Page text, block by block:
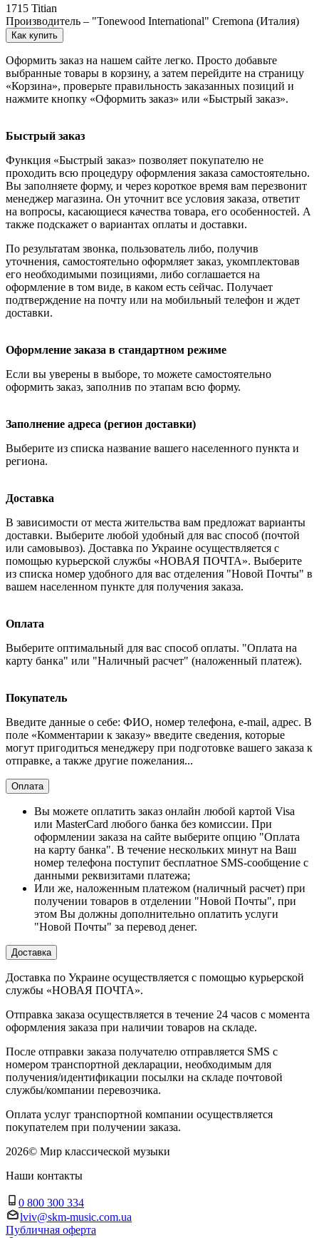
1715 Titian
Производитель – "Tonewood International" Cremona (Италия)
Как купить
Оформить заказ на нашем сайте легко. Просто добавьте
выбранные товары в корзину, а затем перейдите на страницу
«Корзина», проверьте правильность заказанных позиций и
нажмите кнопку «Оформить заказ» или «Быстрый заказ».
Быстрый заказ
Функция «Быстрый заказ» позволяет покупателю не
проходить всю процедуру оформления заказа самостоятельно.
Вы заполняете форму, и через короткое время вам перезвонит
менеджер магазина. Он уточнит все условия заказа, ответит
на вопросы, касающиеся качества товара, его особенностей. А
также подскажет о вариантах оплаты и доставки.
По результатам звонка, пользователь либо, получив
уточнения, самостоятельно оформляет заказ, укомплектовав
его необходимыми позициями, либо соглашается на
оформление в том виде, в каком есть сейчас. Получает
подтверждение на почту или на мобильный телефон и ждет
доставки.
Оформление заказа в стандартном режиме
Если вы уверены в выборе, то можете самостоятельно
оформить заказ, заполнив по этапам всю форму.
Заполнение адреса (регион доставки)
Выберите из списка название вашего населенного пункта и
региона.
Доставка
В зависимости от места жительства вам предложат варианты
доставки. Выберите любой удобный для вас способ (почтой
или самовывоз). Доставка по Украине осуществляется с
помощью курьерской службы «НОВАЯ ПОЧТА». Выберите
из списка номер удобного для вас отделения "Новой Почты" в
вашем населенном пункте для получения заказа.
Оплата
Выберите оптимальный для вас способ оплаты. "Оплата на
карту банка" или "Наличный расчет" (наложенный платеж).
Покупатель
Введите данные о себе: ФИО, номер телефона, e-mail, адрес. В
поле «Комментарии к заказу» введите сведения, которые
могут пригодиться менеджеру при подготовке вашего заказа к
отправке, а также другие пожелания...
Оплата
Вы можете оплатить заказ онлайн любой картой Visa
или MasterCard любого банка без комиссии. При
оформлении заказа на сайте выберите опцию "Оплата
на карту банка". В течение нескольких минут на Ваш
номер телефона поступит бесплатное SMS-сообщение с
данными реквизитами платежа;
Или же, наложенным платежом (наличный расчет) при
получении товаров в отделении "Новой Почты", при
этом Вы должны дополнительно оплатить услуги
"Новой Почты" за перевод денег.
Доставка
Доставка по Украине осуществляется с помощью курьерской
службы «НОВАЯ ПОЧТА».
Отправка заказа осуществляется в течение 24 часов с момента
оформления заказа при наличии товаров на складе.
После отправки заказа получателю отправляется SMS с
номером транспортной декларации, необходимым для
получения/идентификации посылки на складе почтовой
службы/компании перевозчика.
Оплата услуг транспортной компании осуществляется
покупателем при получении заказа.
2026© Мир классической музыки
Наши контакты
0 800 300 334
lviv@skm-music.com.ua
Публичная оферта